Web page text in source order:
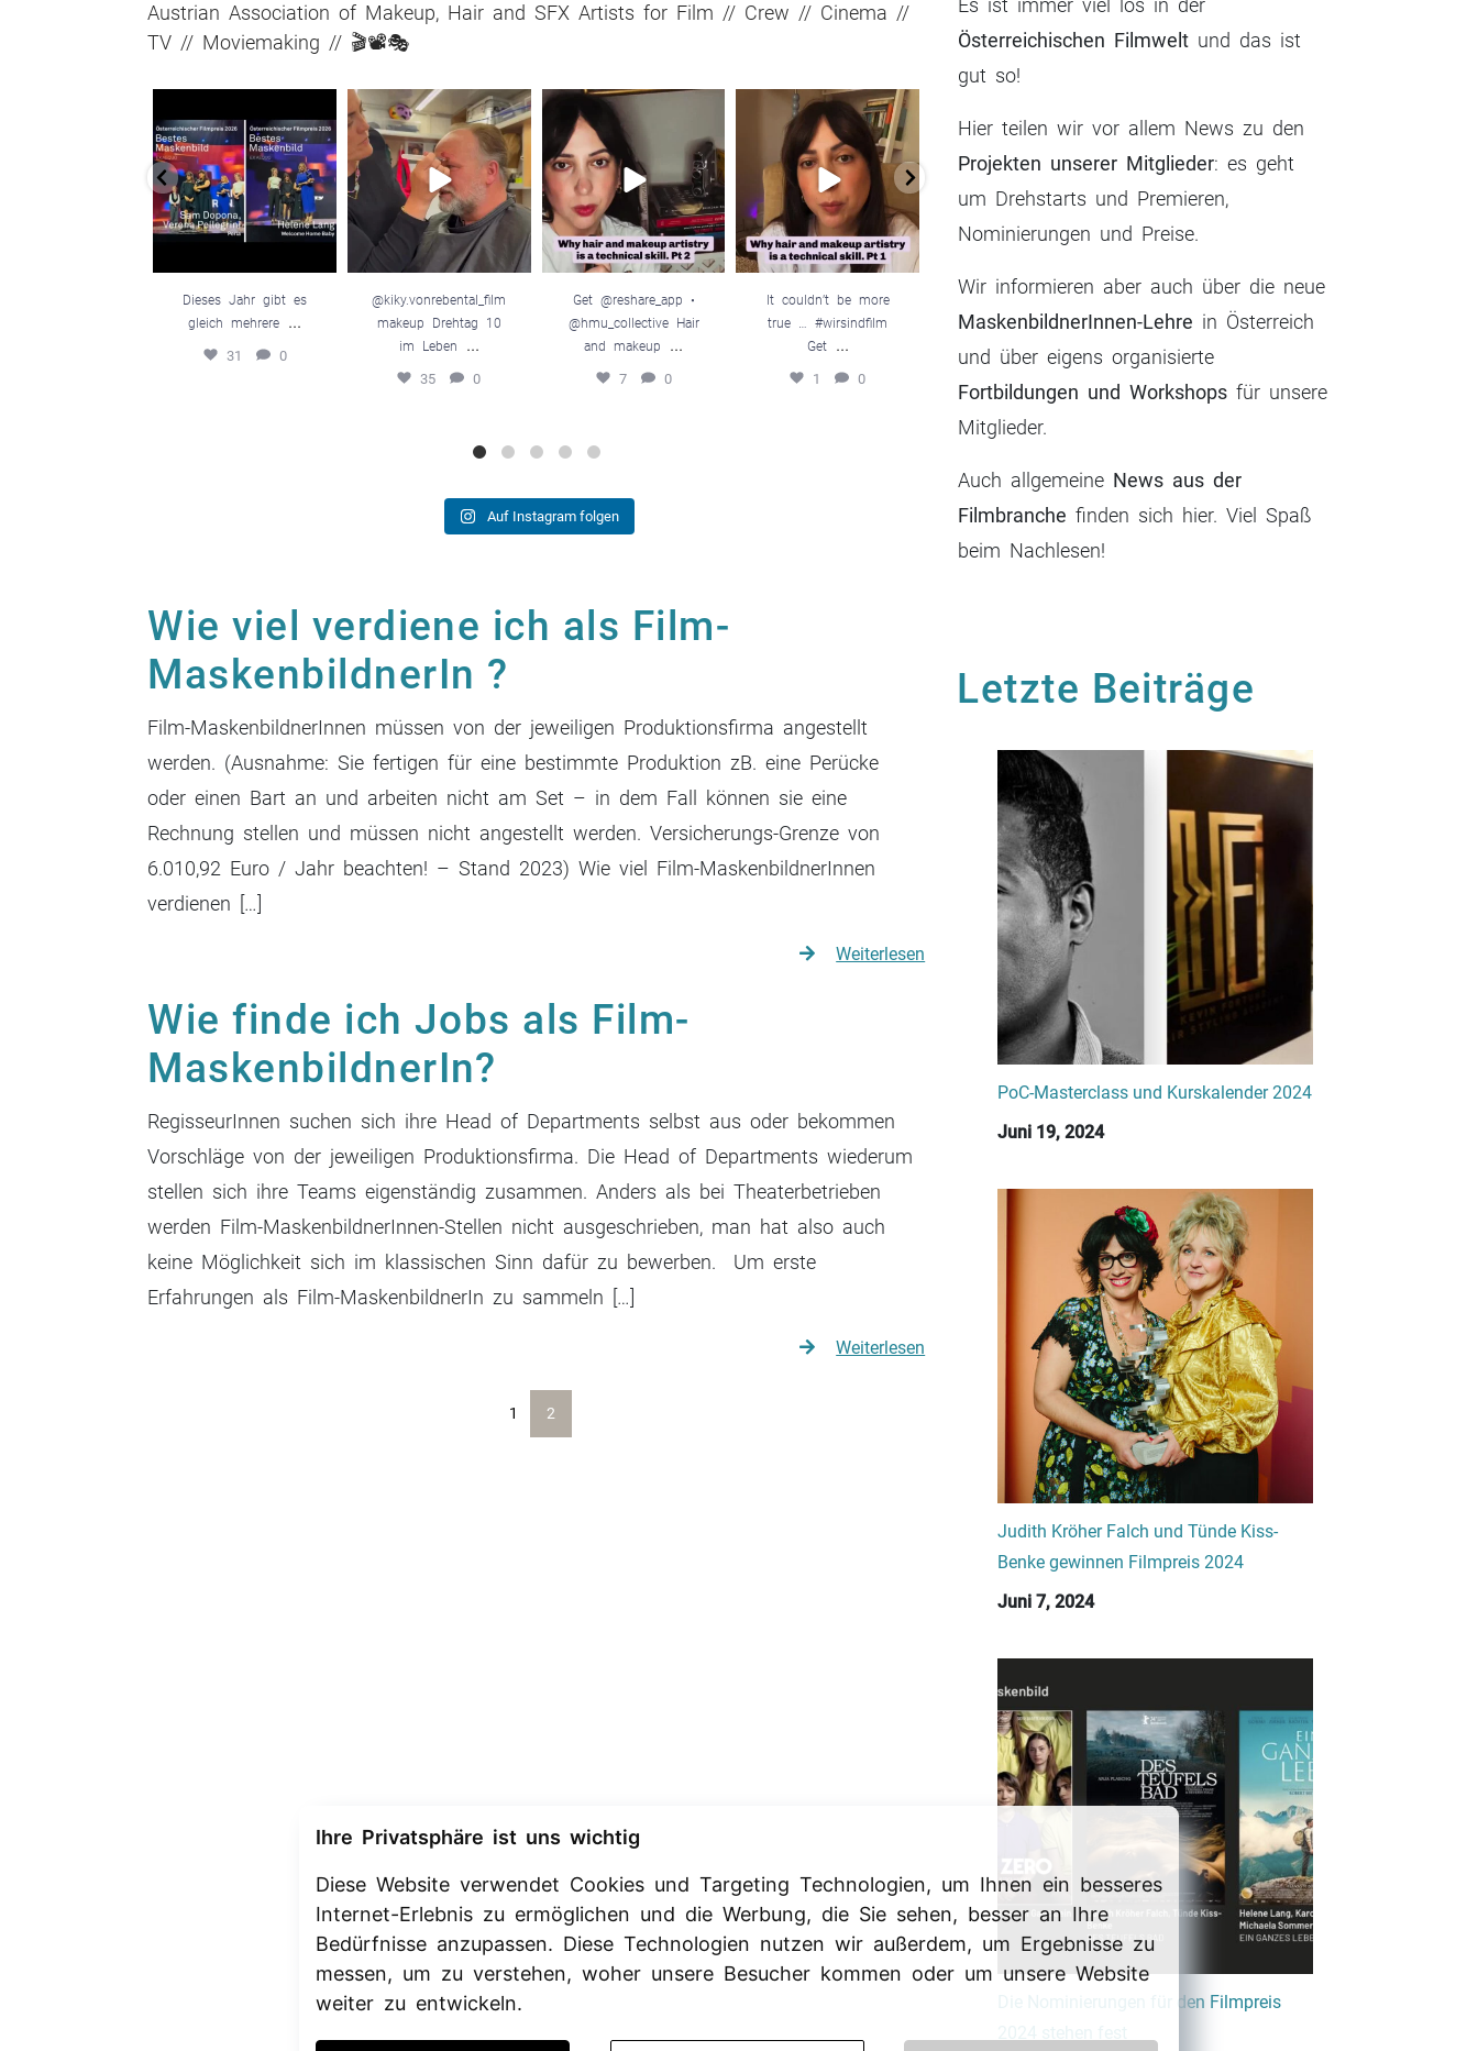
Ihre Privatsphäre ist uns wichtig
Diese Website verwendet Cookies und Targeting Technologien, um Ihnen ein besseres
Internet-Erlebnis zu ermöglichen und die Werbung, die Sie sehen, besser an Ihre
Bedürfnisse anzupassen. Diese Technologien nutzen wir außerdem, um Ergebnisse zu
messen, um zu verstehen, woher unsere Besucher kommen oder um unsere Website
weiter zu entwickeln.
Austrian Association of Makeup, Hair and SFX Artists for Film // Crew // Cinema //
TV // Moviemaking // 🎬📽️🎭
gleich mehrere...
31 0
Dieses Jahr gibt es
gleich mehrere
...
31 0
@kiky.vonrebental_fil
mmakeup Drehtag
10 im Leben...
35 0
@kiky.vonrebental_film
makeup Drehtag 10
im Leben
...
35 0
Get @reshare_app •
@hmu_collective
Hair and makeup...
7
Get @reshare_app •
@hmu_collective Hair
and makeup
...
7 0
It couldn’t be more
true … #wirsindfilm
Get...
1
It couldn’t be more
true … #wirsindfilm
Get
...
1 0
ewerkschaft Die EU-
Kommission
5 1
erkschaft Die EU-
Kommission
...
st Avoid beginner
mistakes!
3
Avoid beginner
mistakes!
Auf Instagram folgen
Wie viel verdiene ich als Film-
MaskenbildnerIn ?
Film-MaskenbildnerInnen müssen von der jeweiligen Produktionsfirma angestellt
werden. (Ausnahme: Sie fertigen für eine bestimmte Produktion zB. eine Perücke
oder einen Bart an und arbeiten nicht am Set – in dem Fall können sie eine
Rechnung stellen und müssen nicht angestellt werden. Versicherungs-Grenze von
6.010,92 Euro / Jahr beachten! – Stand 2023) Wie viel Film-MaskenbildnerInnen
verdienen […]
Weiterlesen
Wie finde ich Jobs als Film-
MaskenbildnerIn?
RegisseurInnen suchen sich ihre Head of Departments selbst aus oder bekommen
Vorschläge von der jeweiligen Produktionsfirma. Die Head of Departments wiederum
stellen sich ihre Teams eigenständig zusammen. Anders als bei Theaterbetrieben
werden Film-MaskenbildnerInnen-Stellen nicht ausgeschrieben, man hat also auch
keine Möglichkeit sich im klassischen Sinn dafür zu bewerben. Um erste
Erfahrungen als Film-MaskenbildnerIn zu sammeln […]
Weiterlesen
1 2
Es ist immer viel los in der
Österreichischen Filmwelt und das ist
gut so!
Hier teilen wir vor allem News zu den
Projekten unserer Mitglieder: es geht
um Drehstarts und Premieren,
Nominierungen und Preise.
Wir informieren aber auch über die neue
MaskenbildnerInnen-Lehre in Österreich
und über eigens organisierte
Fortbildungen und Workshops für unsere
Mitglieder.
Auch allgemeine News aus der
Filmbranche finden sich hier. Viel Spaß
beim Nachlesen!
Letzte Beiträge
PoC-Masterclass und Kurskalender 2024
Juni 19, 2024
Judith Kröher Falch und Tünde Kiss-
Benke gewinnen Filmpreis 2024
Juni 7, 2024
Die Nominierungen für den Filmpreis